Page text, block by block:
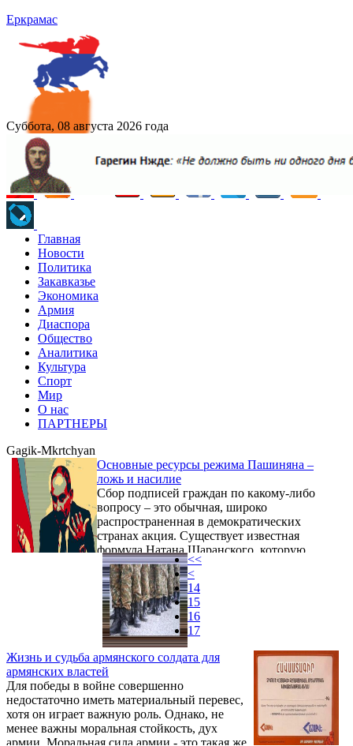
Еркрамас
Суббота, 08 августа 2026 года
Главная
Новости
Политика
Закавказье
Экономика
Армия
Диаспора
Общество
Аналитика
Культура
Спорт
Мир
О нас
ПАРТНЕРЫ
Gagik-Mkrtchyan
Основные ресурсы режима Пашиняна –
ложь и насилие
Сбор подписей граждан по какому-либо
вопросу – это обычная, широко
распространенная в демократических
странах акция. Существует известная
формула Натана Щаранского, которую
называют "тестом на городской площади".
Если человек может войти на городскую
площадь и выразить свое мнение без страха
быть арестованным или подвергнутым
физическому насилию, тогда он живет в
свободном обществе.
Жизнь и судьба армянского солдата для
армянских властей
Для победы в войне совершенно
недостаточно иметь материальный перевес,
хотя он играет важную роль. Однако, не
менее важны моральная стойкость, дух
армии. Моральная сила армии - это такая же
<<
<
14
15
16
17